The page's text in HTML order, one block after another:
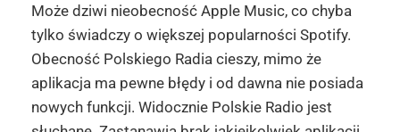
Może dziwi nieobecność Apple Music, co chyba
tylko świadczy o większej popularności Spotify.
Obecność Polskiego Radia cieszy, mimo że
aplikacja ma pewne błędy i od dawna nie posiada
nowych funkcji. Widocznie Polskie Radio jest